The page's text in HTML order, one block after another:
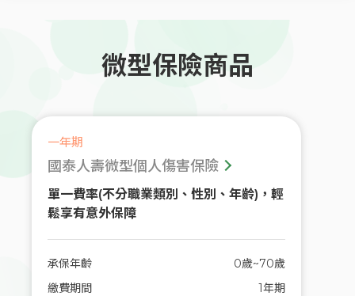
微型保險商品
一年期
國泰人壽微型個人傷害保險
單一費率(不分職業類別、性別、年齡)，輕
鬆享有意外保障
承保年齡
0歲~70歲
繳費期間
1年期